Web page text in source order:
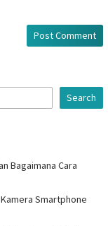
Search
Bagaimana Cara
Smartphone